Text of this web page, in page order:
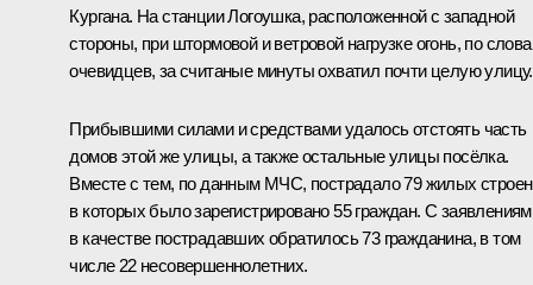
Кургана. На станции Логоушка, расположенной с западной
стороны, при штормовой и ветровой нагрузке огонь, по
очевидцев, за считаные минуты охватил почти целую улицу.
Прибывшими силами и средствами удалось отстоять часть
домов этой же улицы, а также остальные улицы посёлка.
Вместе с тем, по данным МЧС, пострадало 79 жилых
в которых было зарегистрировано 55 граждан. С
в качестве пострадавших обратилось 73 гражданина, в том
числе 22 несовершеннолетних.